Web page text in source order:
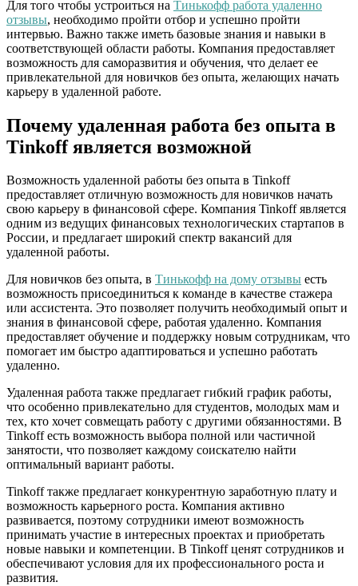
Для того чтобы устроиться на Тинькофф работа удаленно
отзывы, необходимо пройти отбор и успешно пройти
интервью. Важно также иметь базовые знания и навыки в
соответствующей области работы. Компания предоставляет
возможность для саморазвития и обучения, что делает ее
привлекательной для новичков без опыта, желающих начать
карьеру в удаленной работе.
Почему удаленная работа без опыта в
Tinkoff является возможной
Возможность удаленной работы без опыта в Tinkoff
предоставляет отличную возможность для новичков начать
свою карьеру в финансовой сфере. Компания Tinkoff является
одним из ведущих финансовых технологических стартапов в
России, и предлагает широкий спектр вакансий для
удаленной работы.
Для новичков без опыта, в Тинькофф на дому отзывы есть
возможность присоединиться к команде в качестве стажера
или ассистента. Это позволяет получить необходимый опыт и
знания в финансовой сфере, работая удаленно. Компания
предоставляет обучение и поддержку новым сотрудникам, что
помогает им быстро адаптироваться и успешно работать
удаленно.
Удаленная работа также предлагает гибкий график работы,
что особенно привлекательно для студентов, молодых мам и
тех, кто хочет совмещать работу с другими обязанностями. В
Tinkoff есть возможность выбора полной или частичной
занятости, что позволяет каждому соискателю найти
оптимальный вариант работы.
Tinkoff также предлагает конкурентную заработную плату и
возможность карьерного роста. Компания активно
развивается, поэтому сотрудники имеют возможность
принимать участие в интересных проектах и приобретать
новые навыки и компетенции. В Tinkoff ценят сотрудников и
обеспечивают условия для их профессионального роста и
развития.